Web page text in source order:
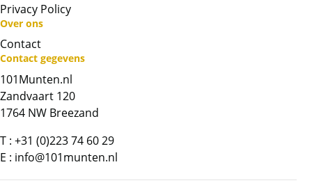
Chat met ons
Bel ons
Privacy Policy
Over ons
Contact
Contact gegevens
101Munten.nl
Zandvaart 120
1764 NW Breezand
T : +31 (0)223 74 60 29
E : info@101munten.nl